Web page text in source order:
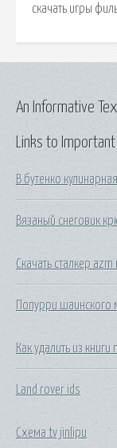
скачать игры
Links to
В бутенко
Вязаный снеговик
Скачать сталкер
Попурри шаинского
Как удалить из
Land rover ids
Схема tv jinlipu
An Informative